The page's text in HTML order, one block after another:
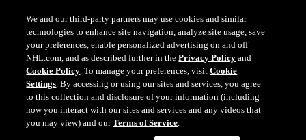
Enterprises, L.P. © LNH 2026. Tous droits réservés. Tous les
chandails d'équipe de la LNH personnalisés avec les noms des
joueurs de la LNH et leurs numéros sont officiellement sous license
de la LNH et de l'AJLNH. Le mot servant de marque Zamboni et la
configuration de la surfaceuse Zamboni sont des marques de
commerce déposées de Frank J. Zamboni & Co., Inc. © Frank J.
Zamboni & Co., Inc. 2026. Tous droits réservés. Toute autre marque
déposée ou tout droit d'auteur d'une tierce partie sont la propriété de
leurs auteurs respectifs. Tous droits réservés.
We and our third-party partners may use cookies and similar
technologies to enhance site navigation, analyze site usage, save
your preferences, enable personalized advertising on and off
NHL.com, and as described further in thePrivacy Policy and
Cookie Policy. To manage your preferences, visitCookie
Settings. By accessing or using our sites and services, you agree
to this collection and disclosure of your information (including
how you interact with our sites and services and any videos that
you may view) and ourTerms of Service.